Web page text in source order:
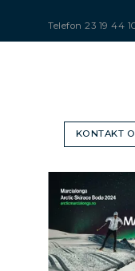
Telefon 23 19 44
KONTAKT